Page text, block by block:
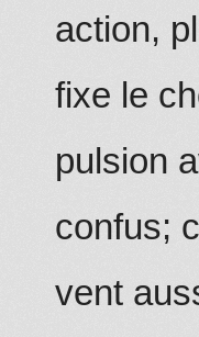
action,
fixe le
pulsion
confus;
vent